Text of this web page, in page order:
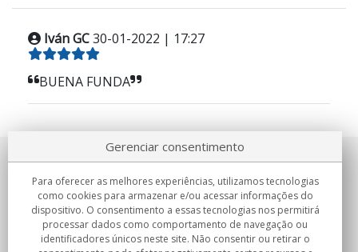
Iván GC30-01-2022 | 17:27
BUENA FUNDA
Sobre nosotros
Compromissos
Compras
Gerenciar consentimento
Para oferecer as melhores experiências, utilizamos tecnologias
como cookies para armazenar e/ou acessar informações do
dispositivo. O consentimento a essas tecnologias nos permitirá
processar dados como comportamento de navegação ou
identificadores únicos neste site. Não consentir ou retirar o